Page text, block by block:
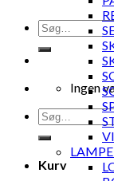
Søg
efter:
Ingen
Søg
efter:
Kurv